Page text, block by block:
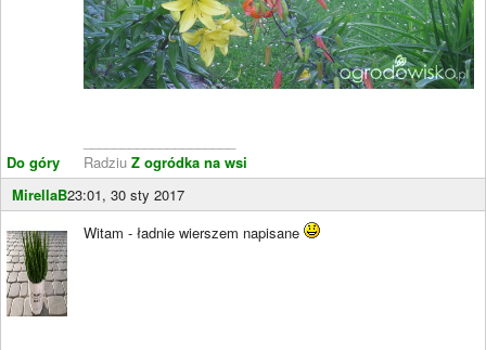
Do góry
Radziu Z ogródka na wsi
MirellaB23:01, 30 sty 2017
Witam - ładnie wierszem napisane